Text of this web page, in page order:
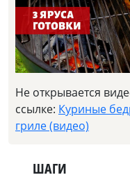
Не открывается
ссылке: Куриные
гриле (видео)
ШАГИ